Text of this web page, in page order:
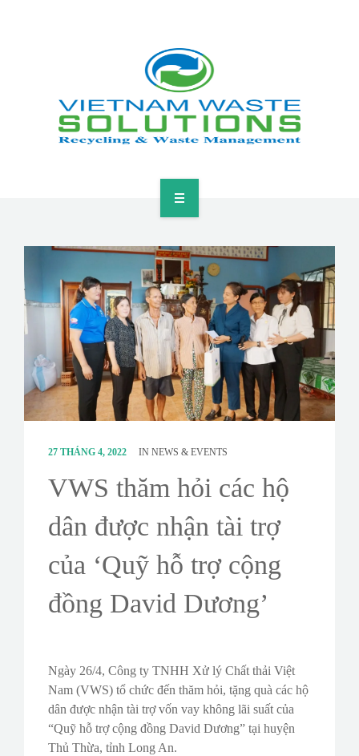
GREEN SOLUTIONS
NEWS & EVENTS
CONTACT
27 THÁNG 4, 2022 IN NEWS & EVENTS
VWS thăm hỏi các hộ
dân được nhận tài trợ
của ‘Quỹ hỗ trợ cộng
đồng David Dương’
Ngày 26/4, Công ty TNHH Xử lý Chất thải Việt
Nam (VWS) tổ chức đến thăm hỏi, tặng quà các hộ
dân được nhận tài trợ vốn vay không lãi suất của
“Quỹ hỗ trợ cộng đồng David Dương” tại huyện
Thủ Thừa, tỉnh Long An.